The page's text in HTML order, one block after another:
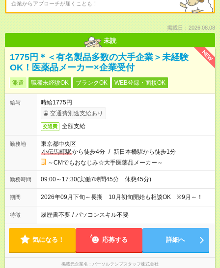
企業からアプローチが届くことも！
掲載日：2026.08.08
未読
NEW
1775円＊＜有名製品多数の大手企業＞未経験
OK！医薬品メーカー×企業受付
派遣 職種未経験OK ブランクOK WEB登録・面接OK
給与
時給1775円
交通費別途支給あり
交通費 全額支給
勤務地
東京都中央区
小伝馬町駅から徒歩4分 / 新日本橋駅から徒歩1分
～CMでもおなじみ☆大手医薬品メーカー～
勤務時間 09:00～17:30(実働7時間45分 休憩45分)
期間 2026年09月下旬～長期 10月初旬開始も相談OK ※9月～！
特徴 履歴書不要 / パソコンスキル不要
気になる！ 応募する 詳細へ
掲載元企業名 パーソルテンプスタッフ株式会社